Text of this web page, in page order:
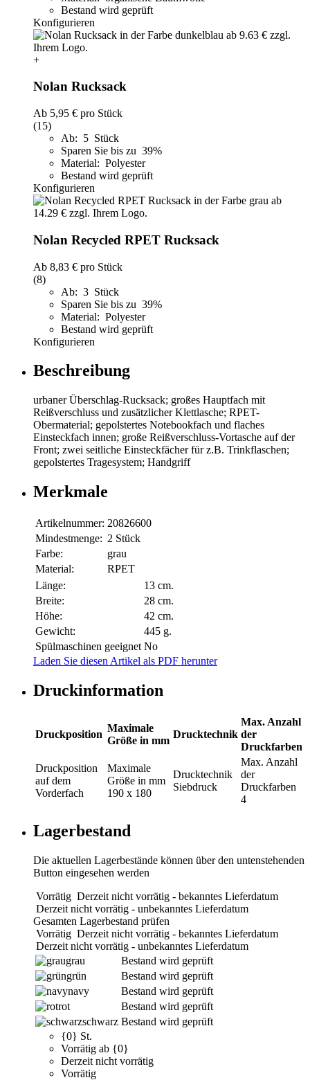
Bestand wird geprüft
Konfigurieren
+
Nolan Rucksack
Ab 5,95 € pro Stück
(15)
Ab: 5 Stück
Sparen Sie bis zu 39%
Material: Polyester
Bestand wird geprüft
Konfigurieren
Nolan Recycled RPET Rucksack
Ab 8,83 € pro Stück
(8)
Ab: 3 Stück
Sparen Sie bis zu 39%
Material: Polyester
Bestand wird geprüft
Konfigurieren
Beschreibung
urbaner Überschlag-Rucksack; großes Hauptfach mit
Reißverschluss und zusätzlicher Klettlasche; RPET-
Obermaterial; gepolstertes Notebookfach und flaches
Einsteckfach innen; große Reißverschluss-Vortasche auf der
Front; zwei seitliche Einsteckfächer für z.B. Trinkflaschen;
gepolstertes Tragesystem; Handgriff
Merkmale
Artikelnummer: 20826600
Mindestmenge: 2 Stück
Farbe:
grau
Material:
RPET
Länge:
13 cm.
Breite:
28 cm.
Höhe:
42 cm.
Gewicht:
445 g.
Spülmaschinen geeignet No
Laden Sie diesen Artikel als PDF herunter
Druckinformation
Druckposition
Maximale
Größe in mm
Drucktechnik
Max. Anzahl
der
Druckfarben
Druckposition
auf dem
Vorderfach
Maximale
Größe in mm
190 x 180
Drucktechnik
Siebdruck
Max. Anzahl
der
Druckfarben
4
Lagerbestand
Die aktuellen Lagerbestände können über den untenstehenden
Button eingesehen werden
Vorrätig Derzeit nicht vorrätig - bekanntes Lieferdatum
Derzeit nicht vorrätig - unbekanntes Lieferdatum
Gesamten Lagerbestand prüfen
Vorrätig Derzeit nicht vorrätig - bekanntes Lieferdatum
Derzeit nicht vorrätig - unbekanntes Lieferdatum
grau
Bestand wird geprüft
grün
Bestand wird geprüft
navy
Bestand wird geprüft
rot
Bestand wird geprüft
schwarz Bestand wird geprüft
{0} St.
Vorrätig ab {0}
Derzeit nicht vorrätig
Vorrätig